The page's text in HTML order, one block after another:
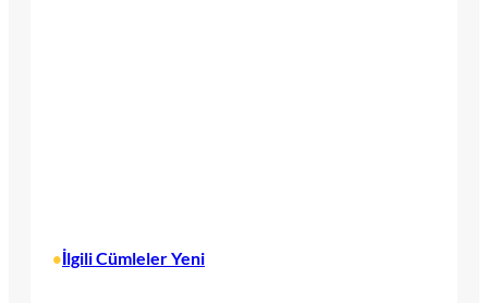
•İlgili Cümleler Yeni